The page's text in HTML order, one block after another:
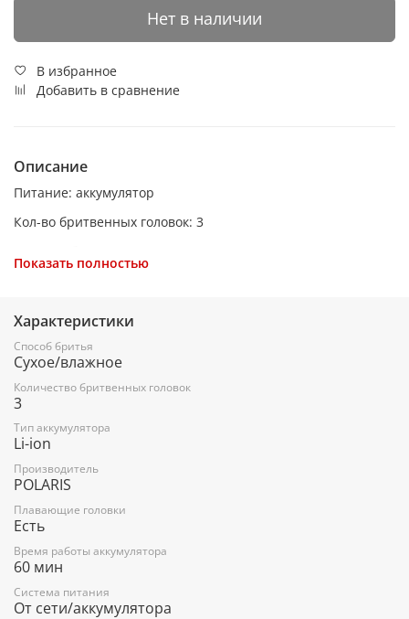
Нет в наличии
В избранное
Добавить в сравнение
Описание
Питание: аккумулятор
Кол-во бритвенных головок: 3
Время зарядки аккумулятора: 90 мин
Триммер: есть
Цвет: синий
Показать полностью
Характеристики
Способ бритья
Сухое/влажное
Количество бритвенных головок
3
Тип аккумулятора
Li-ion
Производитель
POLARIS
Плавающие головки
Есть
Время работы аккумулятора
60 мин
Система питания
От сети/аккумулятора